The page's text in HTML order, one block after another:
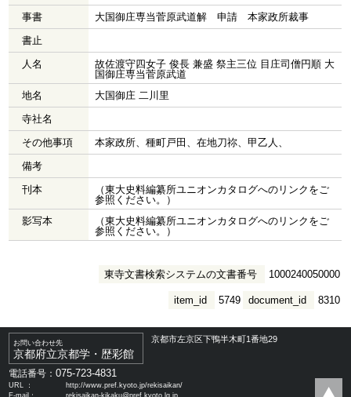
事書
大国御庄専当菅原武道解 申請 本家政所裁事
書止
人名
故佐渡守四女子 俊長 兼盛 祭主三位 目庄司僧円順 大
国御庄専当菅原武道
地名
大国御庄 二川里
寺社名
その他事項
本家政所、種町戸田、在地刀祢、甲乙人、
備考
刊本
（東大史料編纂所ユニオンカタログへのリンクをご
参照ください。）
影写本
（東大史料編纂所ユニオンカタログへのリンクをご
参照ください。）
東寺文書検索システムの文書番号 1000240050000
document_id 8310
item_id 5749
お問い合わせ先
京都府立京都学・歴彩館
京都市左京区下鴨半木町1番地29
電話番号：075-723-4831
URL ：
http://www.pref.kyoto.jp/rekisaikan/
E-mail：
rekisaikan-kikaku@pref.kyoto.lg.jp